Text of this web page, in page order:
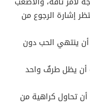
إشارة الرجوع من
ينتهي الحب دون
أن يظل طرفٌ واحد
تحاول كراهية من